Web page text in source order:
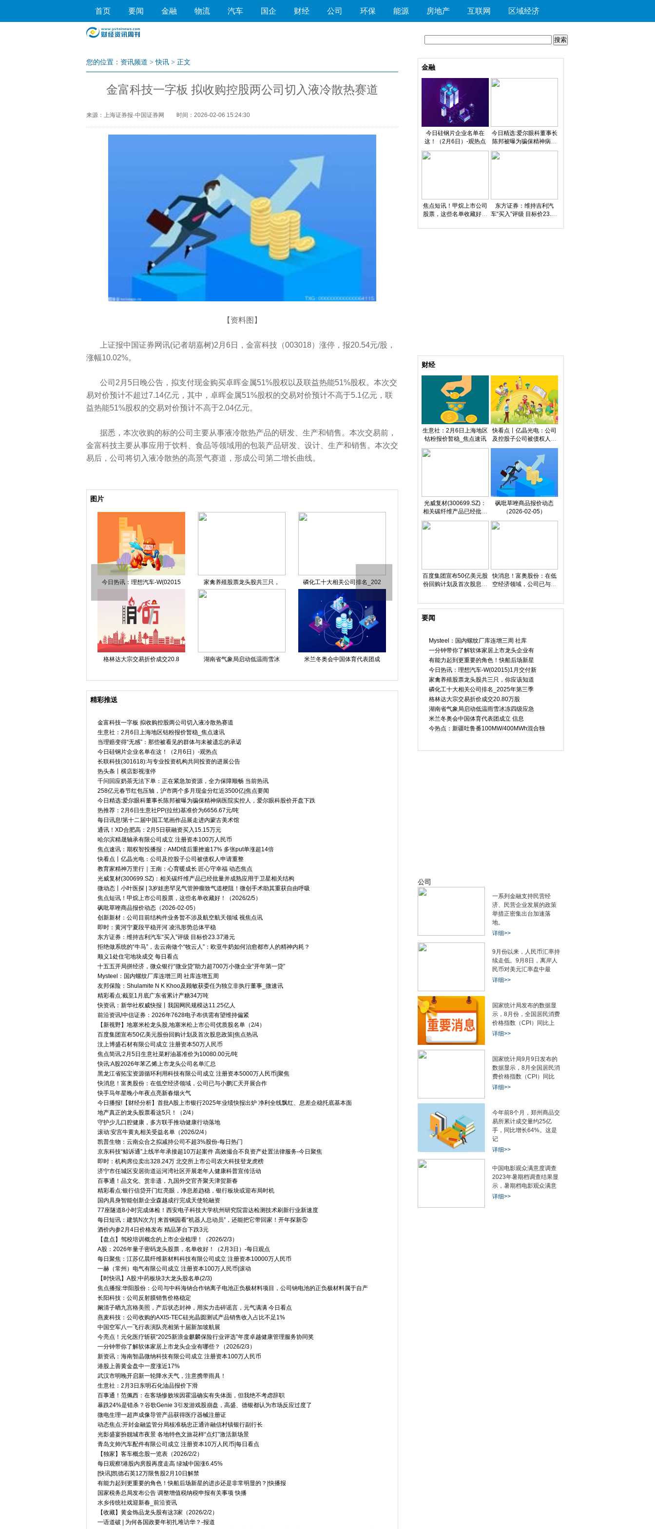
首页 要闻 金融 物流 汽车 国企 财经 公司 环保 能源 房地产 互联网 区域经济
您的位置： 资讯频道 >快讯 > 正文
金富科技一字板 拟收购控股两公司切入液冷散热赛道
来源：上海证券报·中国证券网 时间：2026-02-06 15:24:30
【资料图】
上证报中国证券网讯(记者胡嘉树)2月6日，金富科技（003018）涨停，报20.54元/股，
涨幅10.02%。
公司2月5日晚公告，拟支付现金购买卓晖金属51%股权以及联益热能51%股权。本次交
易对价预计不超过7.14亿元，其中，卓晖金属51%股权的交易对价预计不高于5.1亿元，联
益热能51%股权的交易对价预计不高于2.04亿元。
据悉，本次收购的标的公司主要从事液冷散热产品的研发、生产和销售。本次交易前，
金富科技主要从事应用于饮料、食品等领域用的包装产品研发、设计、生产和销售。本次交
易后，公司将切入液冷散热的高景气赛道，形成公司第二增长曲线。
图片
今日热讯：理想汽车-W(02015 家禽养殖股票龙头股共三只， 磷化工十大相关公司排名_202
格林达大宗交易折价成交20.8 湖南省气象局启动低温雨雪冰 米兰冬奥会中国体育代表团成
今热点：新疆吐鲁番100MW/40 当前信息：腾讯宣布：春节发
茂业商业公告申报商业不动产 银行理财收益已不足3%？多家
精彩推送
金富科技一字板 拟收购控股两公司切入液冷散热赛道
生意社：2月6日上海地区钴粉报价暂稳_焦点速讯
当理赔变得“无感”：那些被看见的群体与未被遗忘的承诺
今日硅钢片企业名单在这！（2月6日）-观热点
长联科技(301618):与专业投资机构共同投资的进展公告
热头条丨横店影视涨停
千问回应奶茶无法下单：正在紧急加资源，全力保障顺畅 当前热讯
258亿元春节红包压轴，沪市两个多月现金分红近3500亿|焦点要闻
今日精选:爱尔眼科董事长陈邦被曝为骗保精神病医院实控人，爱尔眼科股价开盘下跌
热推荐：2月6日生意社PP(拉丝)基准价为6656.67元/吨
每日讯息!第十二届中国工笔画作品展走进内蒙古美术馆
通讯！XD合肥高：2月5日获融资买入15.15万元
哈尔滨精晟轴承有限公司成立 注册资本100万人民币
焦点速讯：期权智投播报：AMD绩后重挫逾17% 多张put单涨超14倍
快看点丨亿晶光电：公司及控股子公司被债权人申请重整
教育家精神万里行｜王南：心育暖成长 匠心守幸福 动态焦点
光威复材(300699.SZ)：相关碳纤维产品已经批量并成熟应用于卫星相关结构
微动态丨小叶医探 | 3岁娃患罕见气管肿瘤致气道梗阻！微创手术助其重获自由呼吸
焦点短讯！甲烷上市公司股票，这些名单收藏好！（2026/2/5）
砜吡草唑商品报价动态（2026-02-05）
创新新材：公司目前结构件业务暂不涉及航空航天领域 视焦点讯
即时：黄河宁夏段平稳开河 凌汛形势总体平稳
东方证券：维持吉利汽车“买入”评级 目标价23.37港元
拒绝做系统的“牛马”，去云南做个“牧云人”：欧亚牛奶如何治愈都市人的精神内耗？
顺义1处住宅地块成交 每日看点
十五五开局拼经济，微众银行“微业贷”助力超700万小微企业“开年第一贷”
Mysteel：国内螺纹厂库连增三周 社库连增五周
友邦保险：Shulamite N K Khoo及顾敏获委任为独立非执行董事_微速讯
精彩看点:截至1月底广东省累计产糖34万吨
快资讯：新华社权威快报丨我国网民规模达11.25亿人
前沿资讯!中信证券：2026年7628电子布供需有望维持偏紧
【新视野】地塞米松龙头股,地塞米松上市公司优质股名单（2/4）
百度集团宣布50亿美元股份回购计划及首次股息政策|焦点热讯
汶上博盛石材有限公司成立 注册资本50万人民币
焦点简讯:2月5日生意社菜籽油基准价为10080.00元/吨
快讯:A股2026年苯乙烯上市龙头公司名单汇总
黑龙江省拓宝资源循环利用科技有限公司成立 注册资本5000万人民币|聚焦
快消息！富奥股份：在低空经济领域，公司已与小鹏汇天开展合作
快手马年星晚小年夜点亮新春烟火气
今日播报!【财经分析】首批A股上市银行2025年业绩快报出炉 净利全线飘红、息差企稳托底基本面
地产真正的龙头股票看这5只！（2/4）
守护少儿口腔健康，多方联手推动健康行动落地
滚动:安宫牛黄丸相关受益名单（2026/2/4）
凯普生物：云南众合之拟减持公司不超3%股份-每日热门
京东科技“鲸诉通”上线半年承接超10万起案件 高效撮合不良资产处置法律服务-今日聚焦
即时：机构席位卖出328.24万 北交所上市公司农大科技登龙虎榜
济宁市任城区安居街道运河湾社区开展老年人健康科普宣传活动
百事通！品文化、赏非遗，九国外交官齐聚天津贺新春
精彩看点:银行信贷开门红亮眼，净息差趋稳，银行板块或迎布局时机
国内具身智能创新企业森越成行完成天使轮融资
77座隧道8小时完成体检！西安电子科技大学杭州研究院雷达检测技术刷新行业新速度
每日短讯：建筑N次方| 来首钢园看“机器人总动员”，还能把它带回家！开年探新⑤
酒价内参2月4日价格发布 精品茅台下跌3元
【盘点】驾校培训概念的上市企业梳理！（2026/2/3）
A股：2026年量子密码龙头股票，名单收好！（2月3日）-每日观点
每日聚焦：江苏亿晨纤维新材料科技有限公司成立 注册资本10000万人民币
一赫（常州）电气有限公司成立 注册资本100万人民币|滚动
【时快讯】A股:中药板块3大龙头股名单(2/3)
焦点播报:华阳股份：公司与中科海钠合作钠离子电池正负极材料项目，公司钠电池的正负极材料属于自产
长阳科技：公司反射膜销售价格稳定
阚清子晒九宫格美照，产后状态封神，用实力击碎谣言，元气满满 今日看点
燕麦科技：公司收购的AXIS-TEC硅光晶圆测试产品销售收入占比不足1%
中国空军八一飞行表演队亮相第十届新加坡航展
今亮点！元化医疗斩获“2025新浪金麒麟保险行业评选”年度卓越健康管理服务协同奖
一分钟带你了解软体家居上市龙头企业有哪些？（2026/2/3）
新资讯：海南智晶微纳科技有限公司成立 注册资本100万人民币
港股上善黄金盘中一度涨近17%
武汉市明晚开启新一轮降水天气，注意携带雨具！
生意社：2月3日东明石化油品报价下滑
百事通！范佩西：在客场惨败埃因霍温确实有失体面，但我绝不考虑辞职
暴跌24%是错杀？谷歌Genie 3引发游戏股崩盘，高盛、德银都认为市场反应过度了
微电生理一超声成像导管产品获得医疗器械注册证
动态焦点:开封金融监管分局核准杨忠正通许融信村镇银行副行长
光影盛宴扮靓城市夜景 各地特色文旅花样“点灯”激活新场景
青岛文帅汽车配件有限公司成立 注册资本10万人民币|每日看点
【独家】客车概念股一览表（2026/2/2）
每日观察!港股内房股再度走高 绿城中国涨6.45%
[快讯]凯德石英12万限售股2月10日解禁
有能力起到更重要的角色！快船后场新星的进步还是非常明显的？|快播报
国家税务总局发布公告 调整增值税纳税申报有关事项 快播
水乡传统社戏迎新春_前沿资讯
【收藏】黄金饰品龙头股有这3家（2026/2/2）
一语道破 | 为何各国政要年初扎堆访华？-报道
金融
今日硅钢片企业名单在
这！（2月6日）-观热点
今日精选:爱尔眼科董事长
陈邦被曝为骗保精神病医
院实控人，爱尔眼科股价
焦点短讯！甲烷上市公司
股票，这些名单收藏好！
东方证券：维持吉利汽
车“买入”评级 目标价23.37
财经
生意社：2月6日上海地区
钴粉报价暂稳_焦点速讯
快看点丨亿晶光电：公司
及控股子公司被债权人申
请重整
光威复材(300699.SZ)：
相关碳纤维产品已经批量
并成熟应用于卫星相关结
砜吡草唑商品报价动态
（2026-02-05）
百度集团宣布50亿美元股
份回购计划及首次股息政
快消息！富奥股份：在低
空经济领域，公司已与小
要闻
Mysteel：国内螺纹厂库连增三周 社库
一分钟带你了解软体家居上市龙头企业有
有能力起到更重要的角色！快船后场新星
今日热讯：理想汽车-W(02015)1月交付新
家禽养殖股票龙头股共三只，你应该知道
磷化工十大相关公司排名_2025年第三季
格林达大宗交易折价成交20.80万股
湖南省气象局启动低温雨雪冰冻四级应急
米兰冬奥会中国体育代表团成立 信息
今热点：新疆吐鲁番100MW/400MWh混合独
公司
一系列金融支持民营经
济、民营企业发展的政策
举措正密集出台加速落
地。
详细>>
9月份以来，人民币汇率持
续走低。9月8日，离岸人
民币对美元汇率盘中最
详细>>
国家统计局发布的数据显
示，8月份，全国居民消费
价格指数（CPI）同比上
详细>>
国家统计局9月9日发布的
数据显示，8月全国居民消
费价格指数（CPI）同比
详细>>
今年前8个月，郑州商品交
易所累计成交量约25亿
手，同比增长64%。这是
记
详细>>
中国电影观众满意度调查
2023年暑期档调查结果显
示，暑期档电影观众满意
详细>>